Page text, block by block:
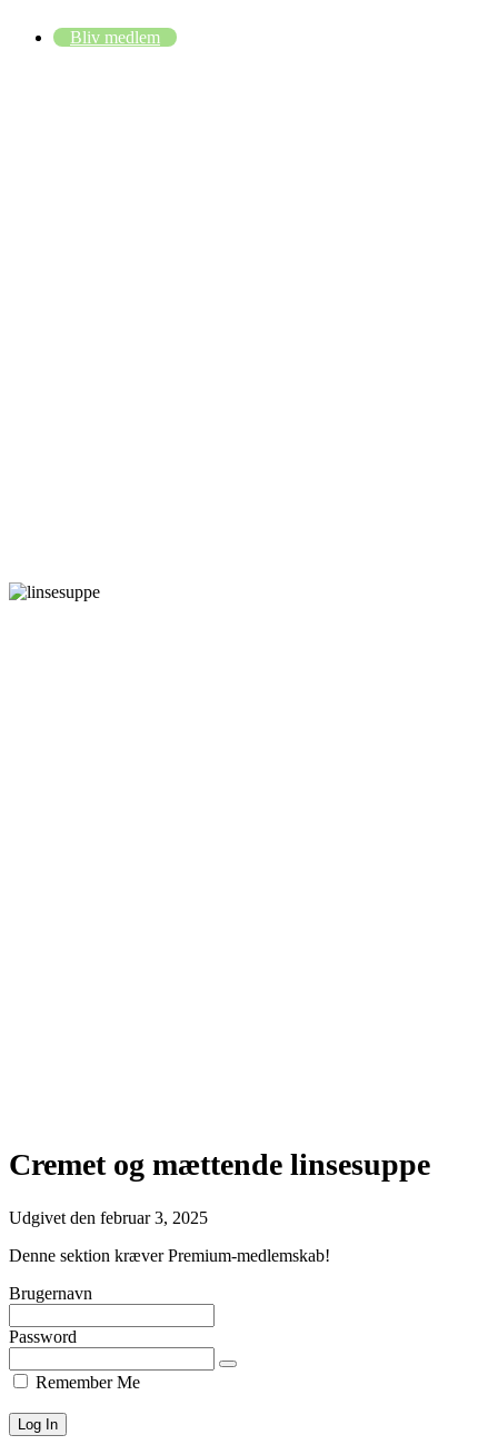
Bliv medlem
Cremet og mættende linsesuppe
Udgivet den februar 3, 2025
Denne sektion kræver Premium-medlemskab!
Brugernavn
Password
Remember Me